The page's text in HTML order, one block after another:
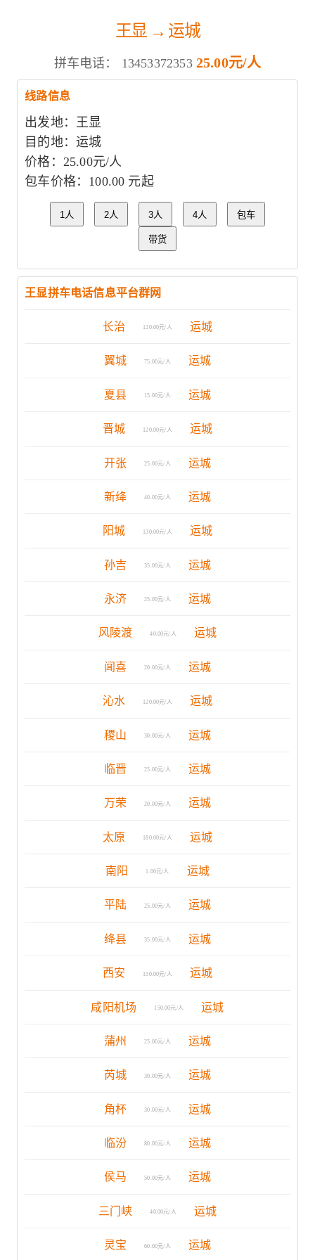
王显 → 运城
拼车电话： 13453372353 25.00元/人
线路信息
出发地：王显
目的地：运城
价格：25.00元/人
包车价格：100.00 元起
1人 2人 3人 4人 包车
带货
王显拼车电话信息平台群网
长治 120.00元/人 运城
翼城 75.00元/人 运城
夏县 15.00元/人 运城
晋城 120.00元/人 运城
开张 25.00元/人 运城
新绛 40.00元/人 运城
阳城 130.00元/人 运城
孙吉 35.00元/人 运城
永济 25.00元/人 运城
风陵渡 40.00元/人 运城
闻喜 20.00元/人 运城
沁水 120.00元/人 运城
稷山 30.00元/人 运城
临晋 25.00元/人 运城
万荣 20.00元/人 运城
太原 180.00元/人 运城
南阳 1.00元/人 运城
平陆 25.00元/人 运城
绛县 35.00元/人 运城
西安 150.00元/人 运城
咸阳机场 150.00元/人 运城
蒲州 25.00元/人 运城
芮城 30.00元/人 运城
角杯 30.00元/人 运城
临汾 80.00元/人 运城
侯马 50.00元/人 运城
三门峡 40.00元/人 运城
灵宝 60.00元/人 运城